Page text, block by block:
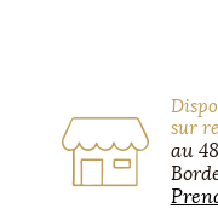
sur
au